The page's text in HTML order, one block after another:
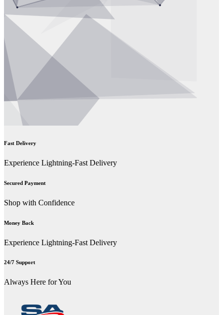
Fast Delivery
Experience Lightning-Fast Delivery
Secured Payment
Shop with Confidence
Money Back
Experience Lightning-Fast Delivery
24/7 Support
Always Here for You